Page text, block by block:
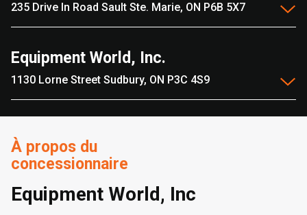
235 Drive In Road Sault Ste. Marie, ON P6B 5X7
Equipment World, Inc.
1130 Lorne Street Sudbury, ON P3C 4S9
À propos du
concessionnaire
Equipment World, Inc